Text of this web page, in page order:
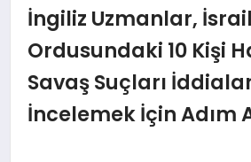
İZMIR HABERLERI
EĞITIM
İngiliz Uzmanlar, İsrail
Ordusundaki 10 Kişi
Savaş Suçları
İncelemek İçin Adım